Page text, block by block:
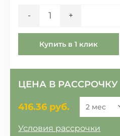
- +
Купить в 1 клик
ЦЕНА В РАССРОЧКУ
416.36 руб.
Условия рассрочки